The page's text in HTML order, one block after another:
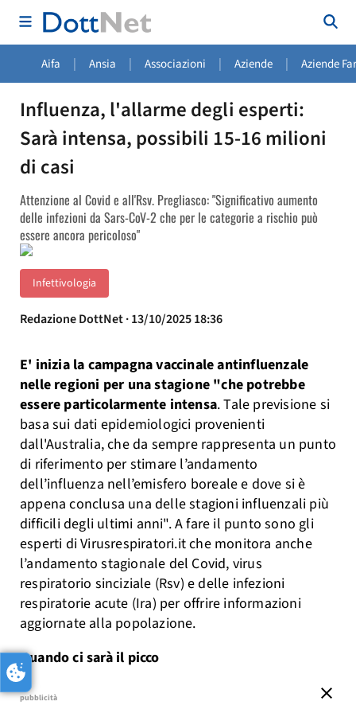
Aifa | Ansia | Associazioni | Aziende | Aziende
Influenza, l'allarme degli esperti:
Sarà intensa, possibili 15-16 milioni
di casi
Attenzione al Covid e all'Rsv. Pregliasco: "Significativo aumento
delle infezioni da Sars-CoV-2 che per le categorie a rischio può
essere ancora pericoloso"
Infettivologia
Redazione DottNet · 13/10/2025 18:36
E' inizia la campagna vaccinale antinfluenzale
nelle regioni per una stagione "che potrebbe
essere particolarmente intensa. Tale previsione si
basa sui dati epidemiologici provenienti
dall'Australia, che da sempre rappresenta un punto
di riferimento per stimare l’andamento
dell’influenza nell’emisfero boreale e dove si è
appena conclusa una delle stagioni influenzali più
difficili degli ultimi anni". A fare il punto sono gli
esperti di Virusrespiratori.it che monitora anche
l’andamento stagionale del Covid, virus
respiratorio sinciziale (Rsv) e delle infezioni
respiratorie acute (Ira) per offrire informazioni
aggiornate alla popolazione.
Quando ci sarà il picco
close
pubblicità